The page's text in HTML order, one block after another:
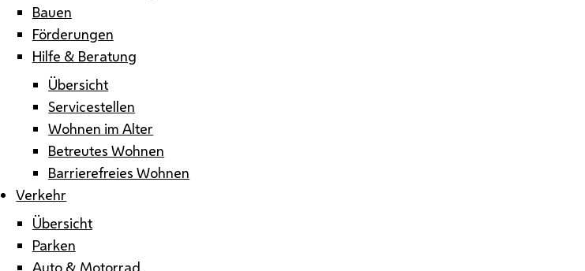
Bauen
Förderungen
Hilfe & Beratung
Übersicht
Servicestellen
Wohnen im Alter
Betreutes Wohnen
Barrierefreies Wohnen
Verkehr
Übersicht
Parken
Auto & Motorrad